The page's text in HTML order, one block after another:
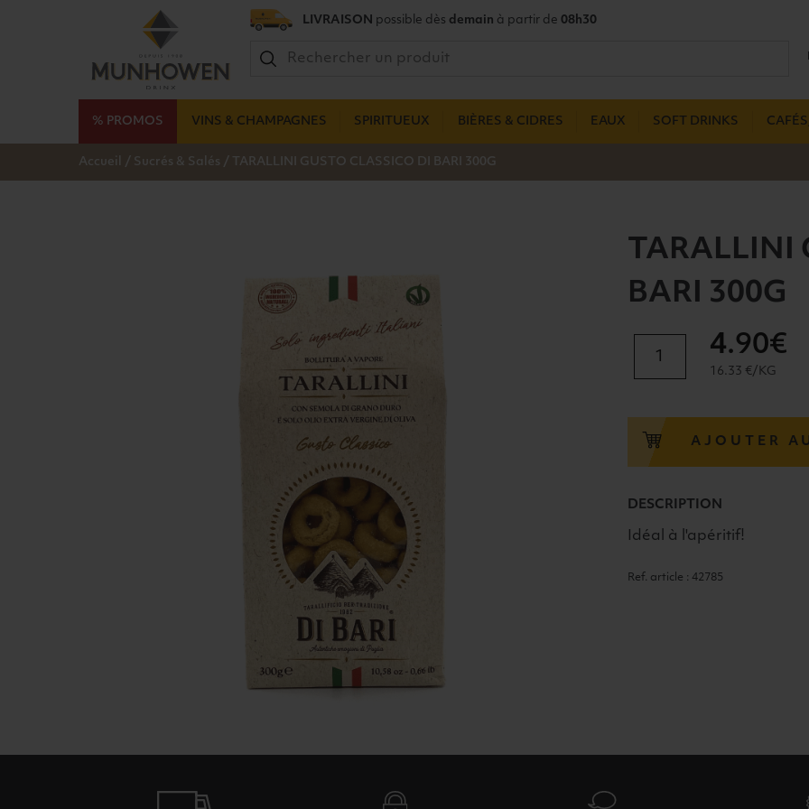
LIVRAISON possible dès demain à partir de 08h30
% PROMOS VINS & CHAMPAGNES SPIRITUEUX BIÈRES & CIDRES EAUX SOFT DRINKS
Accueil / Sucrés & Salés / TARALLINI GUSTO CLASSICO DI BARI 300G
TARALLINI
BARI 300G
CLASSICO
300G
4.90€
16.33 €/KG
AJOUTER
DESCRIPTION
Idéal à l'apéritif!
Ref. article : 42785